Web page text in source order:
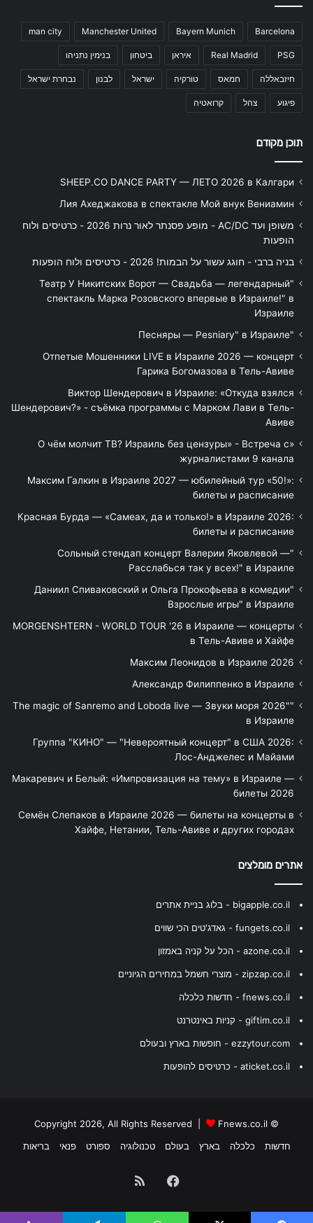
Barcelona
Bayern Munich
Manchester United
man city
PSG
Real Madrid איראן ביטחון בנימין נתניהו
חיזבאללה חמאס טורקיה ישראל לבנון נבחרת ישראל
פיגוע צהל קרואטיה
תוכן מקודם
SHEEP.CO DANCE PARTY — ЛЕТО 2026 в Калгари
Лия Ахеджакова в спектакле Мой внук Вениамин
משופן ועד AC/DC - מופע פסנתר לאור נרות 2026 - כרטיסים ולוח
הופעות
בניה ברבי - חוגג עשור על הבמות! 2026 - כרטיסים ולוח הופעות
"Театр У Никитских Ворот — Свадьба — легендарный
спектакль Марка Розовского впервые в Израиле!" в
Израиле
"Песняры — Pesniary" в Израиле
Отпетые Мошенники LIVE в Израиле 2026 — концерт
Гарика Богомазова в Тель-Авиве
Виктор Шендерович в Израиле: «Откуда взялся
Шендерович?» - съёмка программы с Марком Лави в Тель-
Авиве
«О чём молчит ТВ? Израиль без цензуры» - Встреча с
журналистами 9 канала
Максим Галкин в Израиле 2027 — юбилейный тур «50!»:
билеты и расписание
Красная Бурда — «Самеах, да и только!» в Израиле 2026:
билеты и расписание
"Сольный стендап концерт Валерии Яковлевой —
Расслабься так у всех!" в Израиле
"Даниил Спиваковский и Ольга Прокофьева в комедии
Взрослые игры" в Израиле
MORGENSHTERN - WORLD TOUR '26 в Израиле — концерты
в Тель-Авиве и Хайфе
Максим Леонидов в Израиле 2026
Александр Филиппенко в Израиле
"The magic of Sanremo and Loboda live — Звуки моря 2026"
в Израиле
Группа "КИНО" — "Невероятный концерт" в США 2026:
Лос-Анджелес и Майами
Макаревич и Белый: «Импровизация на тему» в Израиле —
билеты 2026
Семён Слепаков в Израиле 2026 — билеты на концерты в
Хайфе, Нетании, Тель-Авиве и других городах
אתרים מומלצים
bigapple.co.il - בלוג בניית אתרים
fungets.co.il - גאדג'טים הכי שווים
azone.co.il - הכל על קניה באמזון
zipzap.co.il - מוצרי חשמל במחירים הגיוניים
fnews.co.il - חדשות כלכלה
giftim.co.il - קניות באינטרנט
ezzytour.com - חופשות בארץ ובעולם
aticket.co.il - כרטיסים להופעות
© Copyright 2026, All Rights Reserved |
Fnews.co.il
חדשות
כלכלה בארץ בעולם טכנולוגיה ספורט פנאי בריאות
Facebook